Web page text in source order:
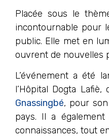
Placée sous le
incontournable pour
public. Elle met en
ouvrent de nouvelles
L’événement a été
l’Hôpital Dogta
Gnassingbé, pour
pays. Il a
connaissances, tout